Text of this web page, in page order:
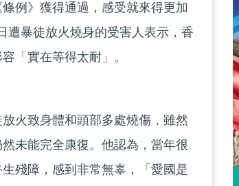
例》獲得通過，感受就來得更加
遭暴徒放火燒身的受害人表示，香
「實在等得太耐」。
火致身體和頭部多處燒傷，雖然
未能完全康復。他認為，當年很
殘障，感到非常無辜，「愛國是